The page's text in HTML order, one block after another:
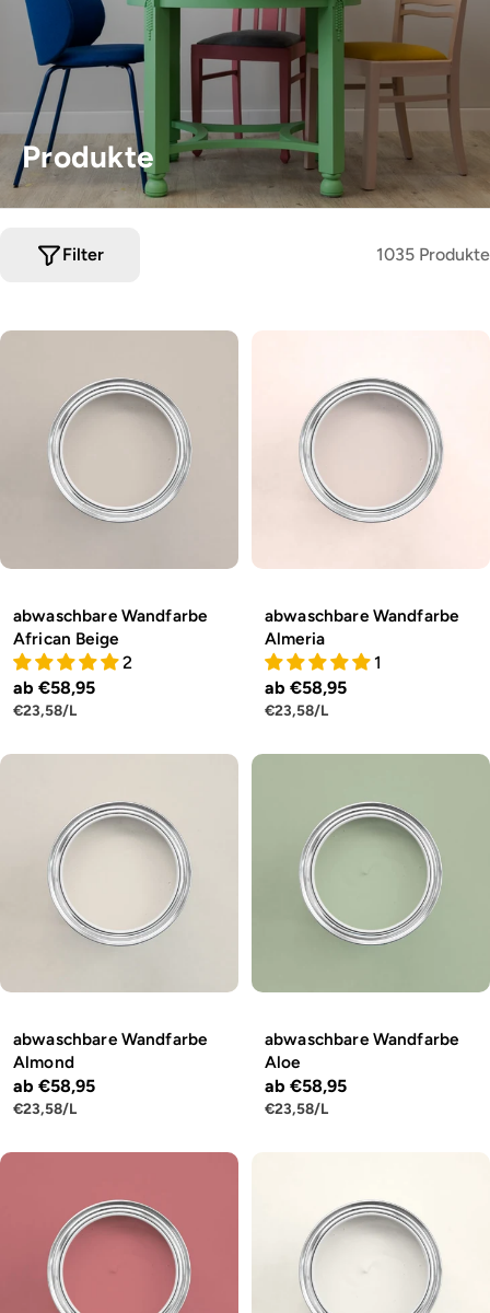
Produkte
1035 Produkte
Filter
abwaschbare Wandfarbe
African Beige
2
Regulärer
Preis
ab €58,95
STÜCKPREIS
€23,58/PRO
L
abwaschbare Wandfarbe
Almeria
1
Regulärer
Preis
ab €58,95
STÜCKPREIS
€23,58/PRO
L
abwaschbare Wandfarbe
Almond
Regulärer
Preis
ab €58,95
STÜCKPREIS
€23,58/PRO
L
abwaschbare Wandfarbe
Aloe
Regulärer
Preis
ab €58,95
STÜCKPREIS
€23,58/PRO
L